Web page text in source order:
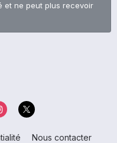
et ne peut plus recevoir
Nous contacter